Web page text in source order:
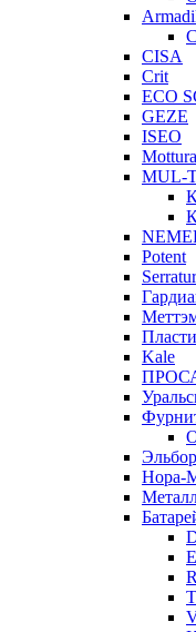
CISA
Crit
ECO
GEZE
ISEO
Mottura
MUL-
Potent
Kale
Эльбор
Нора-